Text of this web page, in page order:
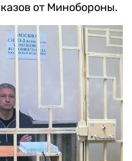
от Минобороны.